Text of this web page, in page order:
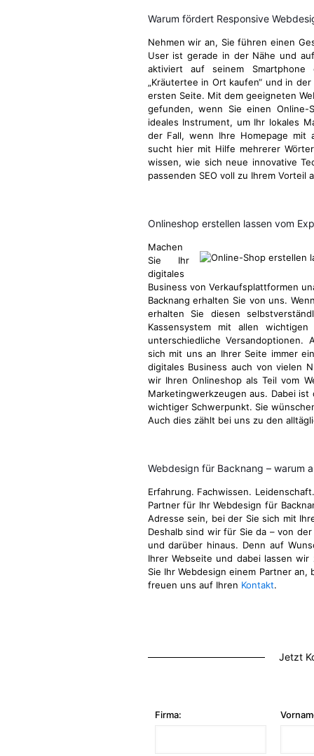
Warum fördert Responsive
Nehmen wir an, Sie führen einen
User ist gerade in der Nähe und
aktiviert auf seinem
„Kräutertee in Ort kaufen“ und in
ersten Seite. Mit dem geeigneten
gefunden, wenn Sie einen
ideales Instrument, um Ihr lokales
der Fall, wenn Ihre Homepage mit
sucht hier mit Hilfe mehrerer
wissen, wie sich neue innovative
passenden SEO voll zu Ihrem Vorteil
Onlineshop erstellen lassen vom
Machen
Sie Ihr
digitales
Business von Verkaufsplattformen
Backnang erhalten Sie von uns.
erhalten Sie diesen
Kassensystem mit allen
unterschiedliche
sich mit uns an Ihrer Seite immer
digitales Business auch von vielen
wir Ihren Onlineshop als Teil vom
Marketingwerkzeugen aus. Dabei ist
wichtiger Schwerpunkt. Sie
Auch dies zählt bei uns zu den
Webdesign für Backnang – warum
Erfahrung. Fachwissen.
Partner für Ihr Webdesign für
Adresse sein, bei der Sie sich mit
Deshalb sind wir für Sie da – von
und darüber hinaus. Denn auf
Ihrer Webseite und dabei lassen
Sie Ihr Webdesign einem Partner
freuen uns auf Ihren Kontakt.
Jetzt
Firma: